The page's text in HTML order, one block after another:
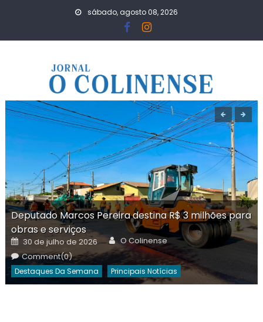
sábado, agosto 08, 2026
Deputado Marcos Pereira destina R$ 3 milhões para
obras e serviços
Posted
on
30 de julho de 2026 Author
O Colinense
Comment(0)
Destaques Da Semana Principais Notícias